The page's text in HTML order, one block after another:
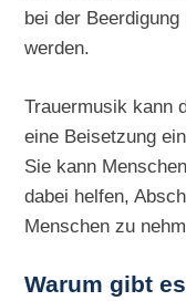
bei der
werden.
Trauermusik kann
eine Beisetzung
Sie kann
dabei helfen,
Menschen zu
Warum gibt